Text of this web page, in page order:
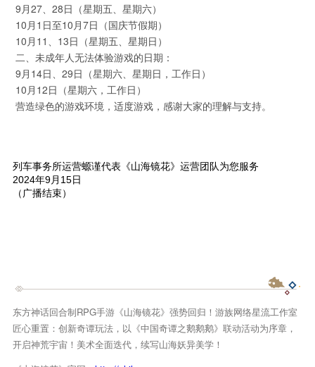
9月27、28日（星期五、星期六）
10月1日至10月7日（国庆节假期）
10月11、13日（星期五、星期日）
二、未成年人无法体验游戏的日期：
9月14日、29日（星期六、星期日，工作日）
10月12日（星期六，工作日）
营造绿色的游戏环境，适度游戏，感谢大家的理解与支持。
列车事务所运营螈谨代表《山海镜花》运营团队为您服务
2024年9月15日
（广播结束）
东方神话回合制RPG手游《山海镜花》强势回归！游族网络星流工作室
匠心重置：创新奇谭玩法，以《中国奇谭之鹅鹅鹅》联动活动为序章，
开启神荒宇宙！美术全面迭代，续写山海妖异美学！